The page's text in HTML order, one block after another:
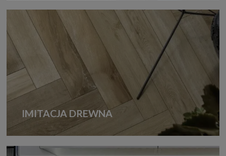
IMITACJA DREWNA